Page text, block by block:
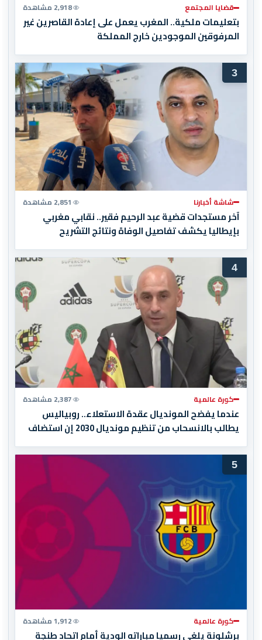
قضايا المجتمع 2,918 مشاهدة
بتعليمات ملكية.. المغرب يعمل على إعادة القاصرين غير
المرفوقين الموجودين خارج المملكة
3
شاشة أخبارنا 2,851 مشاهدة
آخر مستجدات قضية عبد الرحيم فقير.. نقابي مغربي
بإيطاليا يكشف تفاصيل الوفاة ونتائج التشريح
4
كورة عالمية 2,387 مشاهدة
عندما يفضح المونديال عقدة الاستعلاء.. روبياليس
يطالب بالانسحاب من تنظيم مونديال 2030 إن استضاف
المغرب المباراة النهائية!
5
كورة عالمية 1,912 مشاهدة
برشلونة يلغي رسميا مباراته الودية أمام اتحاد طنجة